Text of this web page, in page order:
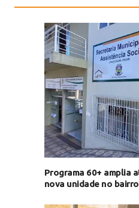
Programa 60+ amplia
nova unidade no